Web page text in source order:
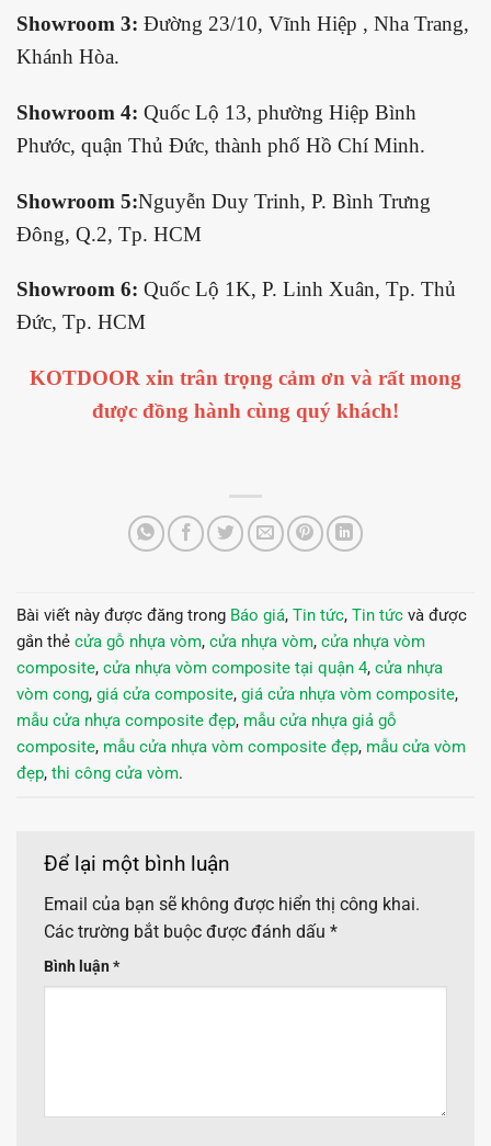
Showroom 3: Đường 23/10, Vĩnh Hiệp , Nha Trang,
Khánh Hòa.
Showroom 4: Quốc Lộ 13, phường Hiệp Bình
Phước, quận Thủ Đức, thành phố Hồ Chí Minh.
Showroom 5:Nguyễn Duy Trinh, P. Bình Trưng
Đông, Q.2, Tp. HCM
Showroom 6: Quốc Lộ 1K, P. Linh Xuân, Tp. Thủ
Đức, Tp. HCM
KOTDOOR xin trân trọng cảm ơn và rất mong
được đồng hành cùng quý khách!
Bài viết này được đăng trong Báo giá, Tin tức, Tin tức và được
gắn thẻ cửa gỗ nhựa vòm, cửa nhựa vòm, cửa nhựa vòm
composite, cửa nhựa vòm composite tại quận 4, cửa nhựa
vòm cong, giá cửa composite, giá cửa nhựa vòm composite,
mẫu cửa nhựa composite đẹp, mẫu cửa nhựa giả gỗ
composite, mẫu cửa nhựa vòm composite đẹp, mẫu cửa vòm
đẹp, thi công cửa vòm.
Để lại một bình luận
Email của bạn sẽ không được hiển thị công khai.
Các trường bắt buộc được đánh dấu *
Bình luận *